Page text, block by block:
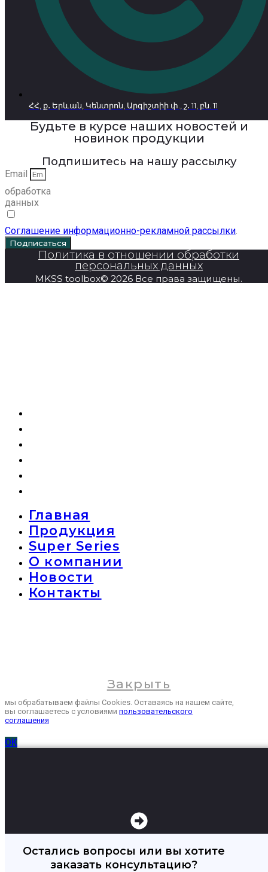
ՀՀ, ք․ Երևան, Կենտրոն, Արգիշտիի փ., շ․ 11, բն. 11
Будьте в курсе наших новостей и
новинок продукции
Подпишитесь на нашу рассылку
Email
обработка
данных
Соглашение информационно-рекламной рассылки.
Подписаться
Политика в отношении обработки
персональных данных
MKSS toolbox© 2026 Все права защищены.
Главная
Продукция
Super Series
О компании
Новости
Контакты
Закрыть
мы обрабатываем файлы Cookies. Оставаясь на нашем сайте,
вы соглашаетесь с условиями пользовательского
соглашения
ОК
Остались вопросы или вы хотите
заказать консультацию?